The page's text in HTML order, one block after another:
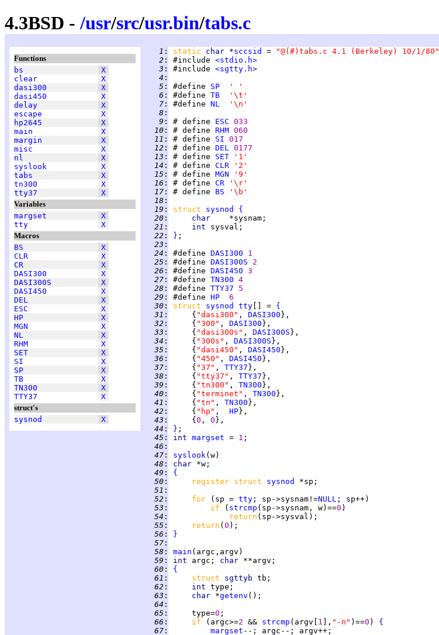
4.3BSD -/usr/src/usr.bin/tabs.c
Functions
bs
X
clear
X
dasi300
X
dasi450
X
delay
X
escape
X
hp2645
X
main
X
margin
X
misc
X
nl
X
syslook
X
tabs
X
tn300
X
tty37
X
Variables
margset
X
tty
X
Macros
BS
X
CLR
X
CR
X
DASI300
X
DASI300S
X
DASI450
X
DEL
X
ESC
X
HP
X
MGN
X
NL
X
RHM
X
SET
X
SI
X
SP
X
TB
X
TN300
X
TTY37
X
struct's
sysnod
X
   1
: static char *sccsid = "@(#)tabs.c	4.1 (Berkeley) 10/1/80"
   2
: #include <stdio.h>
   3
: #include <sgtty.h>
   4
:
   5
: #define SP
' '
   6
: #define TB
'\t'
   7
: #define NL
'\n'
   8
:
   9
: # define ESC 033
  10
: # define RHM 060
  11
: # define SI 017
  12
: # define DEL
0177
  13
: # define SET
'1'
  14
: # define CLR
'2'
  15
: # define MGN
'9'
  16
: # define CR
'\r'
  17
: # define BS
'\b'
  18
:
  19
: struct sysnod
{
  20
: char
  21
: int
  22
: }
  23
:
  24
: #define DASI300
1
  25
: #define DASI300S
2
  26
: #define DASI450 3
  27
: #define TN300 4
  28
: #define TTY37
5
  29
: #define HP
6
  30
: struct sysnod tty [] = {
  31
:
     {
"dasi300" , DASI300
  32
:
     {
"300" , DASI300
  33
:
     {
"dasi300s" , DASI300S
  34
:
     {
"300s" , DASI300S
  35
:
     {
"dasi450" , DASI450
  36
:
     {
"450" , DASI450
  37
:
     {
"37" , TTY37
  38
:
     {
"tty37" , TTY37
  39
:
     {
"tn300" , TN300
  40
:
     {
"terminet" , TN300
  41
:
     {
"tn" , TN300
  42
:
     {
"hp" , HP
  43
:
     {
0 , 0
  44
: }
  45
: int margset = 1
  46
:
  47
: syslook
  48
: char
  49
:
{
  50
: register struct sysnod
  51
:
  52
: for (sp = tty ; sp->sysnam!=NULL
  53
: if ( strcmp (sp->sysnam, w)==0
  54
: return
  55
: return ( 0
  56
:
}
  57
:
  58
: main
  59
: int argc; char
  60
:
{
  61
: struct sgttyb
  62
: int
  63
: char *getenv
  64
:
  65
:
     type=
0
  66
: if (argc>=2 && strcmp (argv[ 1 ], "-n" )==0 ) {
  67
: margset